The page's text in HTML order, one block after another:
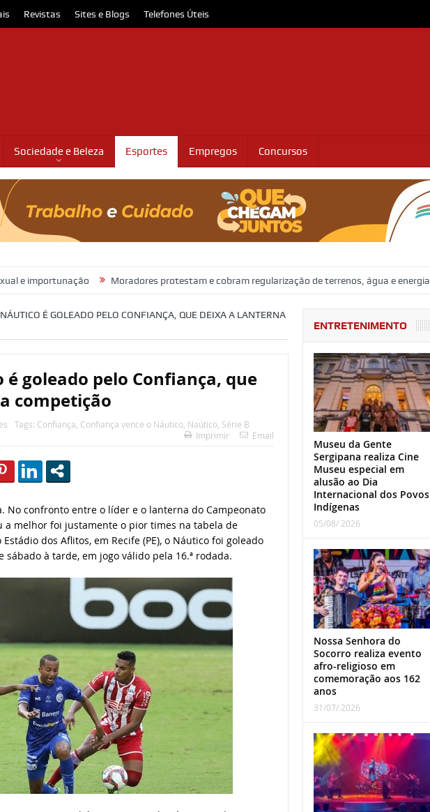
Revistas Sites e Blogs Telefones Úteis
Sociedade e Beleza Esportes Empregos Concursos
Moradores protestam e cobram regularização de terrenos, água e energia em Socorro
É GOLEADO PELO CONFIANÇA, QUE DEIXA A LANTERNA
é goleado pelo Confiança, que
competição
Tags: Confiança Confiança vence o Náutico, Naútico, Série B
Imprimir
Email
No confronto entre o líder e o lanterna do Campeonato
a melhor foi justamente o pior times na tabela de
dos Aflitos, em Recife (PE), o Náutico foi goleado
sábado à tarde, em jogo válido pela 16.ª rodada.
ENTRETENIMENTO
Museu da Gente
Sergipana realiza Cine
Museu especial em
alusão ao Dia
Internacional dos Povos
Indígenas
05/08/ 2026
Nossa Senhora do
Socorro realiza evento
afro-religioso em
comemoração aos 162
anos
31/07/ 2026